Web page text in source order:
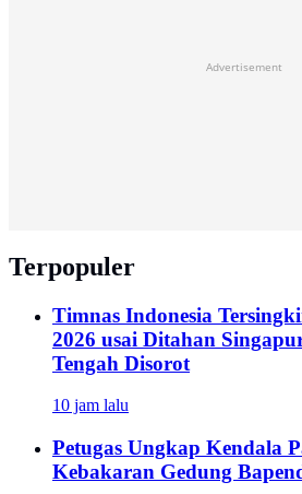
Advertisement
Terpopuler
Timnas Indonesia
2026 usai Ditahan
Tengah Disorot
10 jam lalu
Petugas Ungkap Kendala
Kebakaran Gedung